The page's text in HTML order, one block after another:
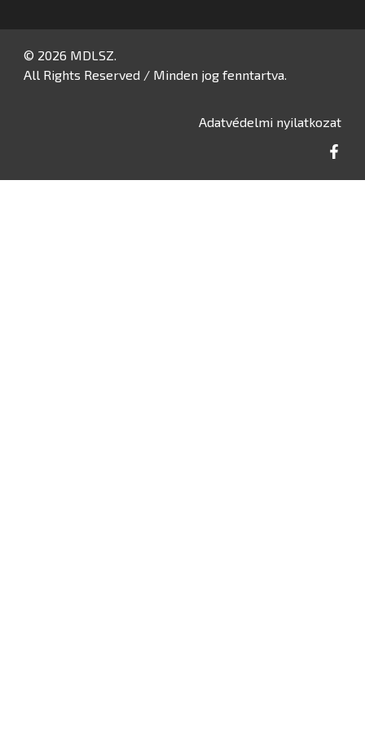
© 2026 MDLSZ.
All Rights Reserved / Minden jog fenntartva.
Adatvédelmi nyilatkozat